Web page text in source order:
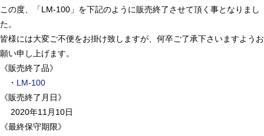
この度、「LM-100」を下記のように販売終了させて頂く事となりまし
た。
皆様には大変ご不便をお掛け致しますが、何卒ご了承下さいますようお
願い申し上げます。
《販売終了品》
・ LM-100
《販売終了月日》
2020年11月10日
《最終保守期限》